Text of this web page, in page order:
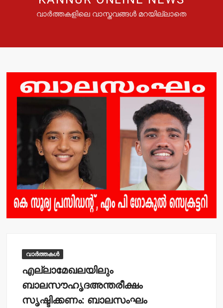
വാർത്തകളിലെ വാസ്തവങ്ങൾ മറയില്ലാതെ
വാർത്തകൾ
എല്ലാമേഖലയിലും
ബാലസൗഹൃദഅന്തരീക്ഷം
സൃഷ്ടിക്കണം: ബാലസംഘം